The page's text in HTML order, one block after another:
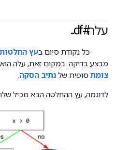
עלה
#df
כל נקודת סיום בעץ החלטות
מבצע בדיקה. במקום זאת, עלה
צומת סופית של נתיב הסקה.
לדוגמה, עץ ההחלטה הבא מכיל